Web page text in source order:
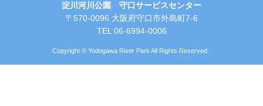
淀川河川公園 守口サービスセンター
〒570-0096 大阪府守口市外島町7-6
TEL 06-6994-0006
Copyright © Yodogawa River Park All Rights Reserved..